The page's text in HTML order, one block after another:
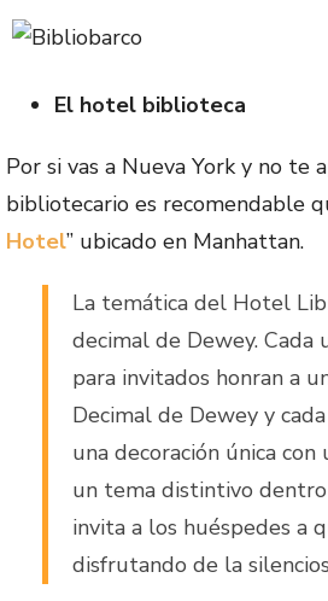
El hotel biblioteca
Por si vas a Nueva York y no
bibliotecario es recomendable
Hotel” ubicado en Manhattan.
La temática del Hotel
decimal de Dewey. Cada
para invitados honran a
Decimal de Dewey y
una decoración única
un tema distintivo
invita a los huéspedes a
disfrutando de la